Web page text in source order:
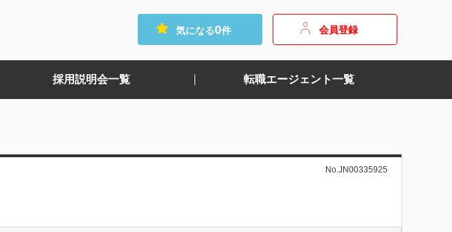
気になる0件 会員登録
採用説明会一覧 転職エージェント一覧
No.JN00335925